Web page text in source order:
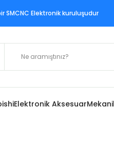
Elektronik kuruluşudur
Elektronik Aksesuar